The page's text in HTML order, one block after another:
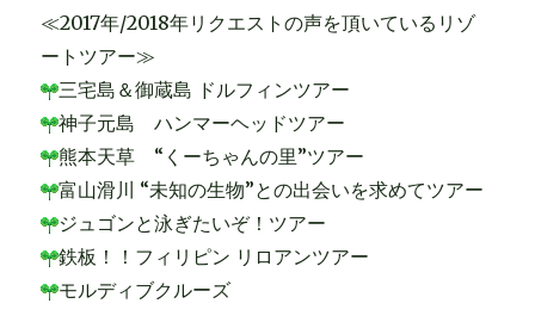
≪2017年/2018年リクエストの声を頂いているリゾ
ートツアー≫
三宅島＆御蔵島 ドルフィンツアー
神子元島 ハンマーヘッドツアー
熊本天草 “くーちゃんの里”ツアー
富山滑川 “未知の生物”との出会いを求めてツアー
ジュゴンと泳ぎたいぞ！ツアー
鉄板！！フィリピン リロアンツアー
モルディブクルーズ